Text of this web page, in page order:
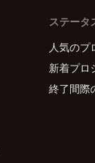
ステータ
人気のプ
新着プロ
終了間際